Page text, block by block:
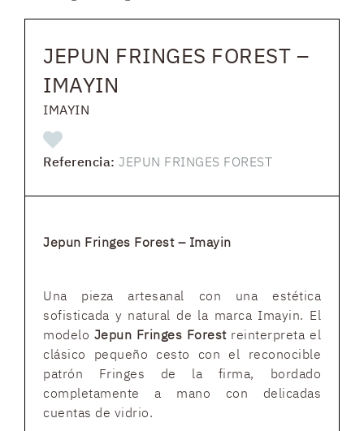
JEPUN FRINGES FOREST –
IMAYIN
IMAYIN
Referencia: JEPUN FRINGES FOREST
Jepun Fringes Forest – Imayin
Una pieza artesanal con una estética
sofisticada y natural de la marca Imayin. El
modelo Jepun Fringes Forestreinterpreta el
clásico pequeño cesto con el reconocible
patrón Fringes de la firma, bordado
completamente a mano con delicadas
cuentas de vidrio.